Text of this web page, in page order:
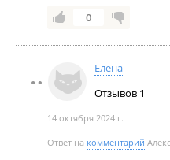
Мы честно говоря так и
Остался очень
было трепать нервы
покупателей по
реклама только на
отношении к
никому нельзя, я
дописать информацию о
продавца или
0
Елена
Отзывов 1
14 октября 2024 г.
Ответ на комментарий